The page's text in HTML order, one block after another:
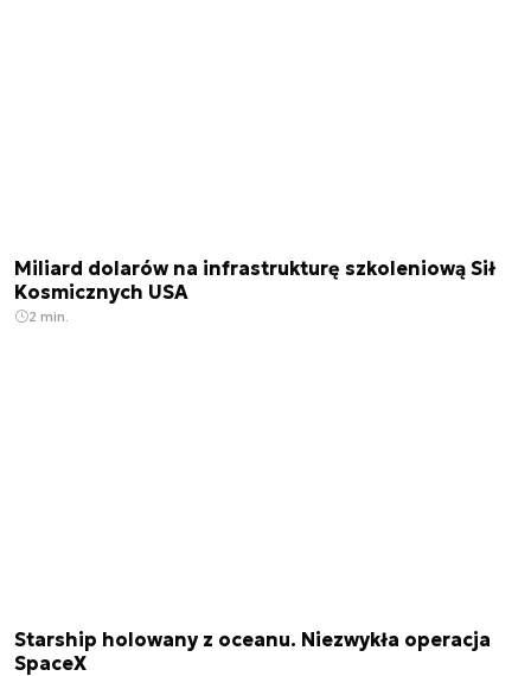
Miliard dolarów na infrastrukturę szkoleniową Sił
Kosmicznych USA
2 min.
Starship holowany z oceanu. Niezwykła operacja
SpaceX